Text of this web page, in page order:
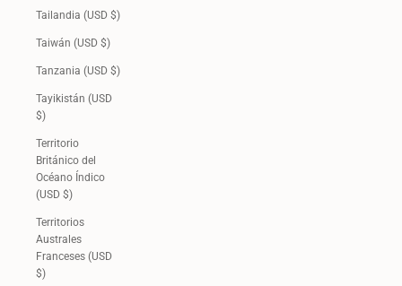
Tailandia (USD $)
Taiwán (USD $)
Tanzania (USD $)
Tayikistán (USD
$)
Territorio
Británico del
Océano Índico
(USD $)
Territorios
Australes
Franceses (USD
$)